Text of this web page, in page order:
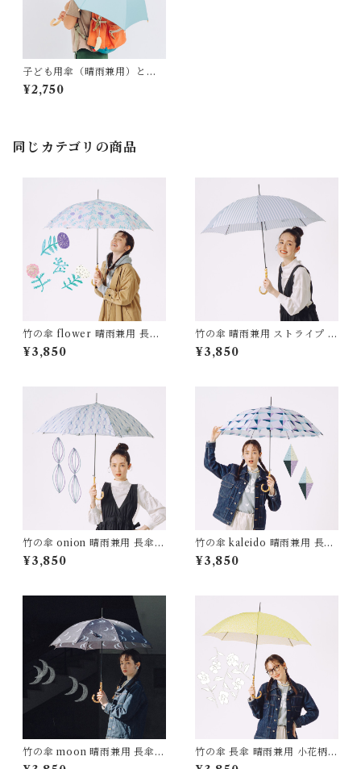
子ども用傘（晴雨兼用）とら
ねこ UVカット Tapirok OK
¥2,750
同じカテゴリの商品
竹の傘 flower 晴雨兼用 長傘
ALCEDO
¥3,850
竹の傘 晴雨兼用 ストライプ 長
傘 ALCEDO
¥3,850
竹の傘 onion 晴雨兼用 長傘 A
LCEDO
¥3,850
竹の傘 kaleido 晴雨兼用 長傘
161006 ALCEDO
¥3,850
竹の傘 moon 晴雨兼用 長傘 A
LCEDO
竹の傘 長傘 晴雨兼用 小花柄 b
lowing flower ALCEDO